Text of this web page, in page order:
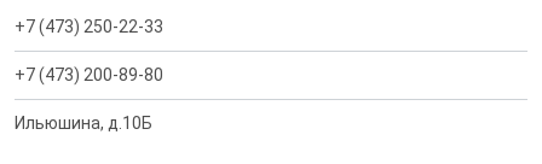
+7 (473) 250-22-33
+7 (473) 200-89-80
Ильюшина, д.10Б